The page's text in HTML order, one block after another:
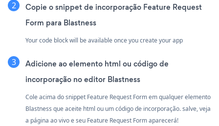
Copie o snippet de incorporação Feature Request
Form para Blastness
Your code block will be available once you create your app
Adicione ao elemento html ou código de
incorporação no editor Blastness
Cole acima do snippet Feature Request Form em qualquer elemento
Blastness que aceite html ou um código de incorporação. salve, veja
a página ao vivo e seu Feature Request Form aparecerá!